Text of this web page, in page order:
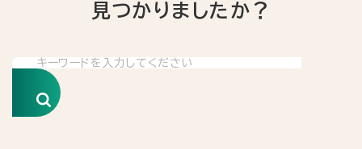
見つかりましたか？
検索